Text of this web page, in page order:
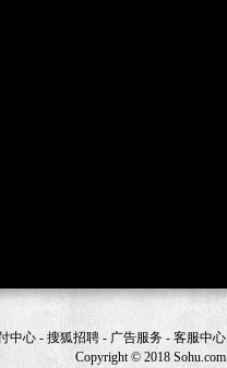
中心- 搜狐招聘- 广告服务- 客服中心
Copyright© 2018